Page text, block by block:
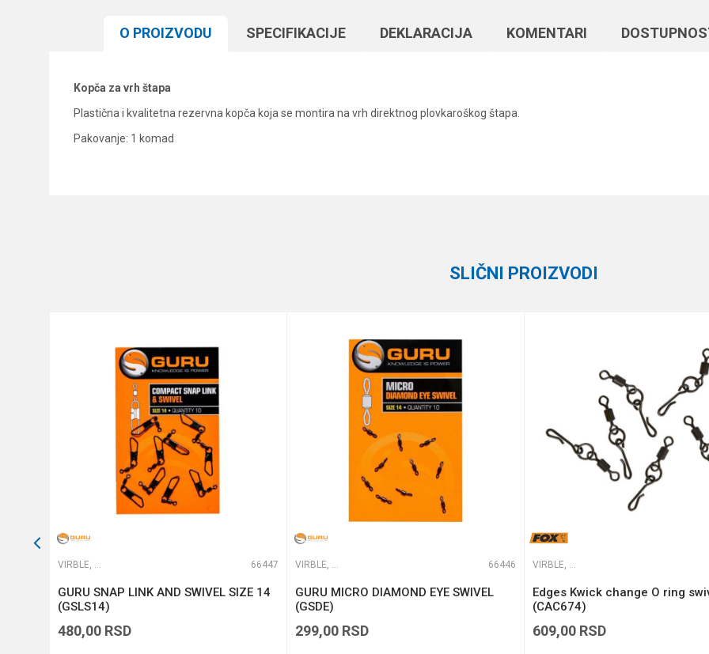
O PROIZVODU SPECIFIKACIJЕ DEKLARACIJA KOMENTARI
Kopča za vrh štapa
Plastična i kvalitetna rezervna kopča koja se montira na vrh direktnog plovkaroškog štapa.
Pakovanje: 1 komad
Anti-spam zaštita - izračunajte koliko je 2 + 3 :
SLIČNI PROIZVODI
VIRBLE, KOPČE I ALKICE 66447
GURU SNAP LINK AND SWIVEL SIZE 14
(GSLS14)
480,00 RSD
VIRBLE, KOPČE I ALKICE 66446
GURU MICRO DIAMOND EYE SWIVEL
(GSDE)
299,00 RSD
VIRBLE, KOPČE I ALKICE
Edges Kwick change O ring
(CAC674)
609,00 RSD